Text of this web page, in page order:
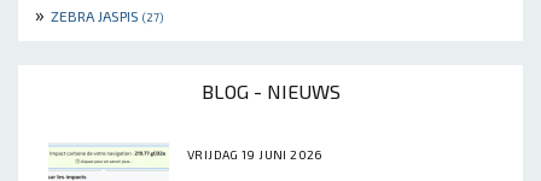
» ZEBRA JASPIS (27)
BLOG - NIEUWS
VRIJDAG 19 JUNI 2026